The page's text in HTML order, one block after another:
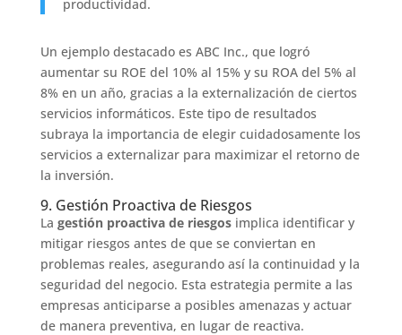
productividad.
Un ejemplo destacado es ABC Inc., que logró
aumentar su ROE del 10% al 15% y su ROA del 5% al
8% en un año, gracias a la externalización de ciertos
servicios informáticos. Este tipo de resultados
subraya la importancia de elegir cuidadosamente los
servicios a externalizar para maximizar el retorno de
la inversión.
9. Gestión Proactiva de Riesgos
La gestión proactiva de riesgosimplica identificar y
mitigar riesgos antes de que se conviertan en
problemas reales, asegurando así la continuidad y la
seguridad del negocio. Esta estrategia permite a las
empresas anticiparse a posibles amenazas y actuar
de manera preventiva, en lugar de reactiva.